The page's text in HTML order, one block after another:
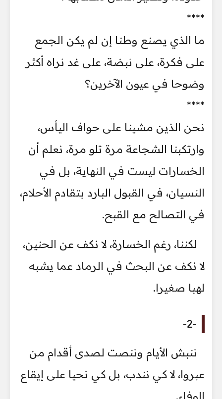
****
ما الذي يصنع وطنا إن لم يكن الجمع
على فكرة، على نبضة، على غد نراه أكثر
وضوحا في عيون الآخرين؟
****
نحن الذين مشينا على حواف اليأس،
وارتكبنا الشجاعة مرة تلو مرة، نعلم أن
الخسارات ليست في النهاية، بل في
النسيان، في القبول البارد بتقادم الأحلام،
في التصالح مع القبح.
لكننا، رغم الخسارة، لا نكف عن الحنين،
لا نكف عن البحث في الرماد عما يشبه
لهبا صغيرا.
-2-
ننبش الأيام وننصت لصدى أقدام من
عبروا، لا كي نندب، بل كي نحيا على إيقاع
الوفاء.